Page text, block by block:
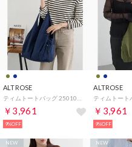
ALTROSE
￥3,961
9%OFF
ALTROSE
￥3,961
9%OFF
NEW NEW